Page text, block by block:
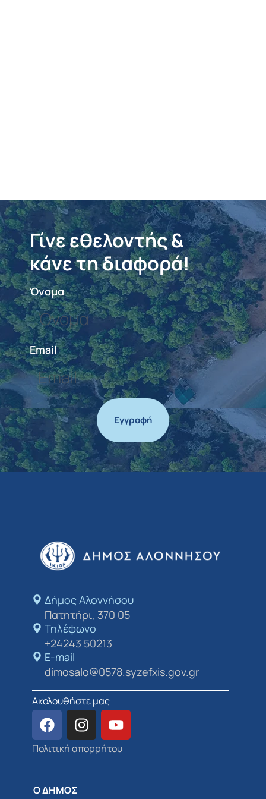
Γίνε εθελοντής &
κάνε τη διαφορά!
Όνομα
Email
Εγγραφή
Δήμος Αλοννήσου​
Πατητήρι, 370 05
Τηλέφωνο
+24243 50213
E-mail
dimosalo@0578.syzefxis.gov.gr
Ακολουθήστε μας
Πολιτική απορρήτου
Ο ΔΗΜΟΣ